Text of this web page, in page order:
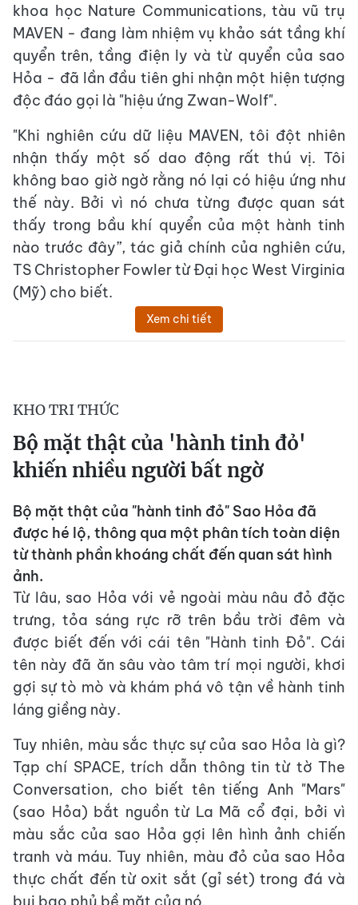
khoa học Nature Communications, tàu vũ trụ
MAVEN - đang làm nhiệm vụ khảo sát tầng khí
quyển trên, tầng điện ly và từ quyển của sao
Hỏa - đã lần đầu tiên ghi nhận một hiện tượng
độc đáo gọi là "hiệu ứng Zwan-Wolf".
"Khi nghiên cứu dữ liệu MAVEN, tôi đột nhiên
nhận thấy một số dao động rất thú vị. Tôi
không bao giờ ngờ rằng nó lại có hiệu ứng như
thế này. Bởi vì nó chưa từng được quan sát
thấy trong bầu khí quyển của một hành tinh
nào trước đây”, tác giả chính của nghiên cứu,
TS Christopher Fowler từ Đại học West Virginia
(Mỹ) cho biết.
Xem chi tiết
KHO TRI THỨC
Bộ mặt thật của 'hành tinh đỏ'
khiến nhiều người bất ngờ
Bộ mặt thật của "hành tinh đỏ" Sao Hỏa đã
được hé lộ, thông qua một phân tích toàn diện
từ thành phần khoáng chất đến quan sát hình
ảnh.
Từ lâu, sao Hỏa với vẻ ngoài màu nâu đỏ đặc
trưng, ​​tỏa sáng rực rỡ trên bầu trời đêm và
được biết đến với cái tên "Hành tinh Đỏ". Cái
tên này đã ăn sâu vào tâm trí mọi người, khơi
gợi sự tò mò và khám phá vô tận về hành tinh
láng giềng này.
Tuy nhiên, màu sắc thực sự của sao Hỏa là gì?
Tạp chí SPACE, trích dẫn thông tin từ tờ The
Conversation, cho biết tên tiếng Anh "Mars"
(sao Hỏa) bắt nguồn từ La Mã cổ đại, bởi vì
màu sắc của sao Hỏa gợi lên hình ảnh chiến
tranh và máu. Tuy nhiên, màu đỏ của sao Hỏa
thực chất đến từ oxit sắt (gỉ sét) trong đá và